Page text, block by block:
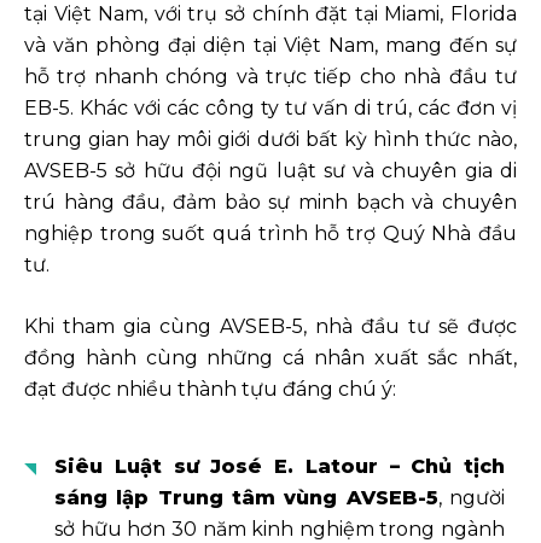
tại Việt Nam, với trụ sở chính đặt tại Miami, Florida
và văn phòng đại diện tại Việt Nam, mang đến sự
hỗ trợ nhanh chóng và trực tiếp cho nhà đầu tư
EB-5. Khác với các công ty tư vấn di trú, các đơn vị
trung gian hay môi giới dưới bất kỳ hình thức nào,
AVSEB-5 sở hữu đội ngũ luật sư và chuyên gia di
trú hàng đầu, đảm bảo sự minh bạch và chuyên
nghiệp trong suốt quá trình hỗ trợ Quý Nhà đầu
tư.
Khi tham gia cùng AVSEB-5, nhà đầu tư sẽ được
đồng hành cùng những cá nhân xuất sắc nhất,
đạt được nhiều thành tựu đáng chú ý:
Siêu Luật sư José E. Latour – Chủ tịch
sáng lập Trung tâm vùng AVSEB-5, người
sở hữu hơn 30 năm kinh nghiệm trong ngành